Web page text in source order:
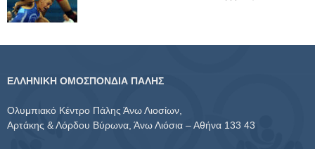
ΕΛΛΗΝΙΚΗ ΟΜΟΣΠΟΝΔΙΑ ΠΑΛΗΣ
Ολυμπιακό Κέντρο Πάλης Άνω Λιοσίων,
Αρτάκης & Λόρδου Βύρωνα, Άνω Λιόσια – Αθήνα 133 43